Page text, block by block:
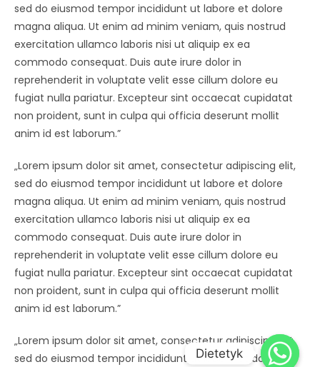
sed do eiusmod tempor incididunt ut labore et dolore
magna aliqua. Ut enim ad minim veniam, quis nostrud
exercitation ullamco laboris nisi ut aliquip ex ea
commodo consequat. Duis aute irure dolor in
reprehenderit in voluptate velit esse cillum dolore eu
fugiat nulla pariatur. Excepteur sint occaecat cupidatat
non proident, sunt in culpa qui officia deserunt mollit
anim id est laborum.”
„Lorem ipsum dolor sit amet, consectetur adipiscing elit,
sed do eiusmod tempor incididunt ut labore et dolore
magna aliqua. Ut enim ad minim veniam, quis nostrud
exercitation ullamco laboris nisi ut aliquip ex ea
commodo consequat. Duis aute irure dolor in
reprehenderit in voluptate velit esse cillum dolore eu
fugiat nulla pariatur. Excepteur sint occaecat cupidatat
non proident, sunt in culpa qui officia deserunt mollit
anim id est laborum.”
„Lorem ipsum dolor sit amet, consectetur adipiscing elit,
sed do eiusmod tempor incididunt ut labore et dolore
Dietetyk